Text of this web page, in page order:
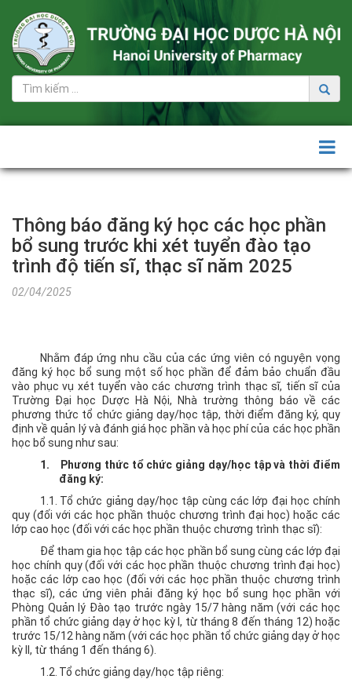
Tuyển
sinh
Đại
tuyển
học
+ Thông
tin
tuyển
+ Chỉ
tiêu
và
Điểm
chuẩn
hàng
+ Ngành
đào
tạo
đại
học
Chương
trình
liên
kết
Thông báo đăng ký học các học phần
bổ sung trước khi xét tuyển đào tạo
trình độ tiến sĩ, thạc sĩ năm 2025
02/04/2025
Nhằm đáp ứng nhu cầu của các ứng viên có nguyện vọng
đăng ký học bổ sung một số học phần để đảm bảo chuẩn đầu
vào phục vụ xét tuyển vào các chương trình thạc sĩ, tiến sĩ của
Trường Đại học Dược Hà Nội, Nhà trường thông báo về các
phương thức tổ chức giảng dạy/học tập, thời điểm đăng ký, quy
định về quản lý và đánh giá học phần và học phí của các học phần
học bổ sung như sau:
1.
Phương thức tổ chức giảng dạy/học tập và thời điểm
đăng ký:
1.1.
Tổ chức giảng dạy/học tập cùng các lớp đại học chính
quy (đối với các học phần thuộc chương trình đại học) hoặc các
lớp cao học (đối với các học phần thuộc chương trình thạc sĩ):
Để tham gia học tập các học phần bổ sung cùng các lớp đại
học chính quy (đối với các học phần thuộc chương trình đại học)
hoặc các lớp cao học (đối với các học phần thuộc chương trình
thạc sĩ), các ứng viên phải đăng ký học bổ sung học phần với
Phòng Quản lý Đào tạo trước ngày 15/7 hàng năm (với các học
phần tổ chức giảng dạy ở học kỳ I, từ tháng 8 đến tháng 12) hoặc
trước 15/12 hàng năm (với các học phần tổ chức giảng dạy ở học
kỳ II, từ tháng 1 đến tháng 6).
1.2. Tổ chức giảng dạy/học tập riêng: